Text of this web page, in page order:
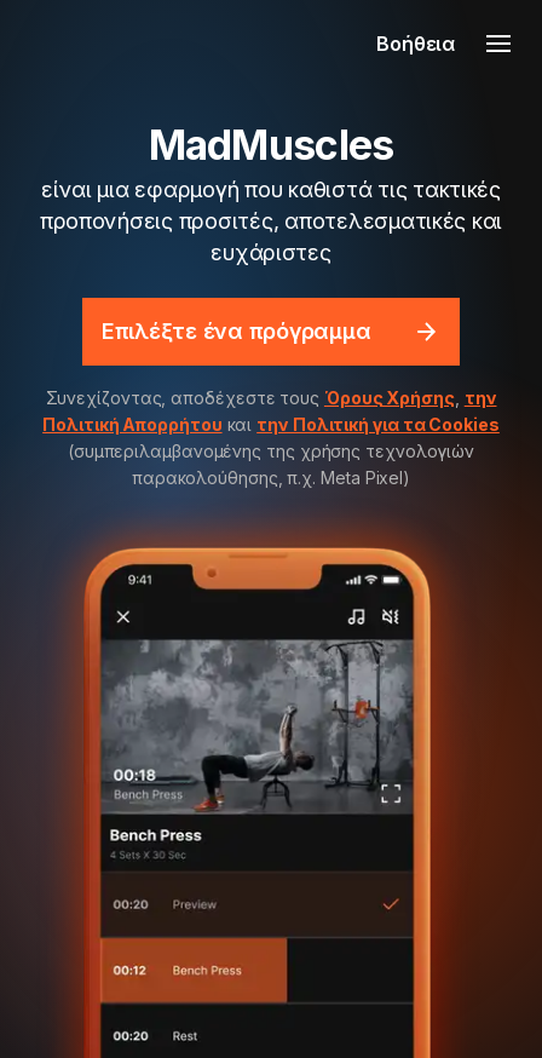
Βοήθεια
MadMuscles
είναι μια εφαρμογή που καθιστά τις τακτικές
προπονήσεις προσιτές, αποτελεσματικές και
ευχάριστες
Επιλέξτε ένα πρόγραμμα
Συνεχίζοντας, αποδέχεστε τους Όρους Χρήσης, την
Πολιτική Απορρήτου και την Πολιτική για τα Cookies
(συμπεριλαμβανομένης της χρήσης τεχνολογιών
παρακολούθησης, π.χ. Meta Pixel)